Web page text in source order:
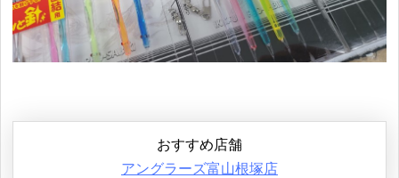
おすすめ店舗
アングラーズ富山根塚店